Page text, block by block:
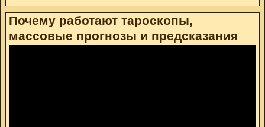
Почему работают тароскопы,
массовые прогнозы и предсказания